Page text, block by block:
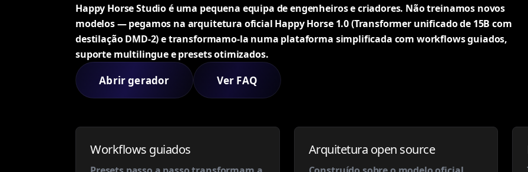
Happy Horse Studio é uma pequena equipa de engenheiros e criadores. Não treinamos novos
modelos — pegamos na arquitetura oficial Happy Horse 1.0 (Transformer unificado de 15B com
destilação DMD-2) e transformamo-la numa plataforma simplificada com workflows guiados,
suporte multilingue e presets otimizados.
Abrir gerador Ver FAQ
Workflows guiados Arquitetura open source